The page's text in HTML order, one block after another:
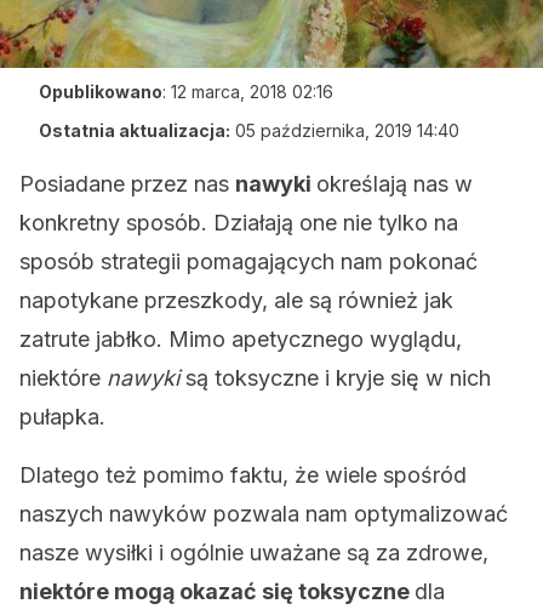
Opublikowano: 12 marca, 2018 02:16
Ostatnia aktualizacja: 05 października, 2019 14:40
Posiadane przez nas nawyki określają nas w
konkretny sposób. Działają one nie tylko na
sposób strategii pomagających nam pokonać
napotykane przeszkody, ale są również jak
zatrute jabłko. Mimo apetycznego wyglądu,
niektóre nawykisą toksyczne i kryje się w nich
pułapka.
Dlatego też pomimo faktu, że wiele spośród
naszych nawyków pozwala nam optymalizować
nasze wysiłki i ogólnie uważane są za zdrowe,
niektóre mogą okazać się toksyczne dla